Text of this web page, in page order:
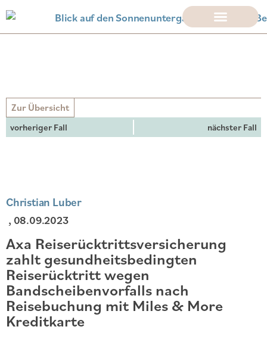
Zur Übersicht
vorheriger Fall nächster Fall
Christian Luber
, 08.09.2023
Axa Reiserücktrittsversicherung
zahlt gesundheitsbedingten
Reiserücktritt wegen
Bandscheibenvorfalls nach
Reisebuchung mit Miles & More
Kreditkarte